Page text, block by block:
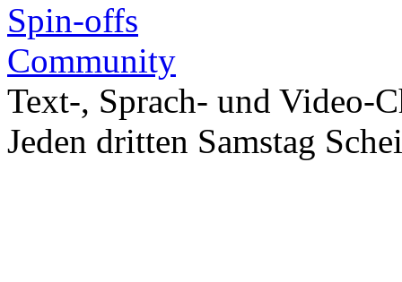
Spin-offs
Community
Text-, Sprach- und Video-
Jeden dritten Samstag